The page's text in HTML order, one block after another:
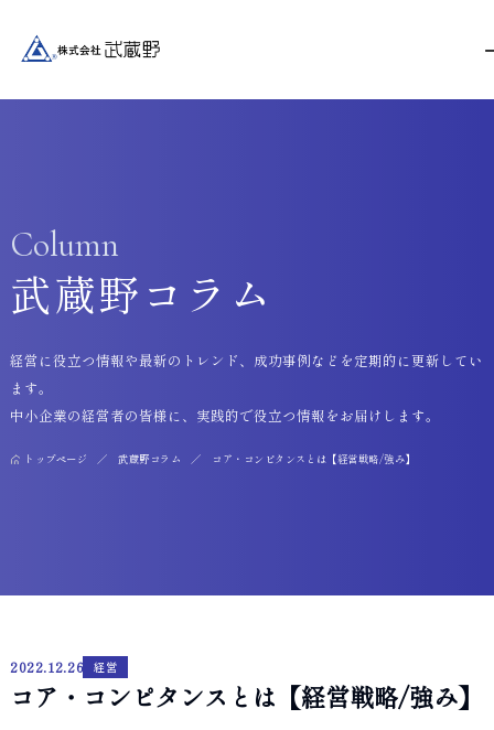
Column
武蔵野コラム
トップページ 武蔵野コラム コア・コンピタンスとは【経営戦略/強み】
経営に役立つ情報や最新のトレンド、成功事例などを定期的に更新してい
ます。
中小企業の経営者の皆様に、実践的で役立つ情報をお届けします。
2022.12.26 経営
コア・コンピタンスとは【経営戦略/強み】